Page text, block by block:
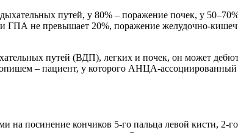
путей, у 80% – поражение почек, у
не превышает 20%, поражение желудочно-
путей (ВДП), легких и почек, он может
– пациент, у которого
посинение кончиков 5‑го пальца левой кисти,